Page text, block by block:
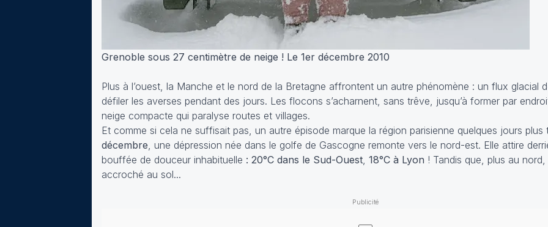
Grenoble sous 27 centimètre de neige ! Le 1er décembre 2010
Plus à l’ouest, la Manche et le nord de la Bretagne affrontent un autre phénomène : un flux glacial
défiler les averses pendant des jours. Les flocons s’acharnent, sans trêve, jusqu’à former par
neige compacte qui paralyse routes et villages.
Et comme si cela ne suffisait pas, un autre épisode marque la région parisienne quelques jours
décembre , une dépression née dans le golfe de Gascogne remonte vers le nord-est. Elle attire
bouffée de douceur inhabituelle : 20°C dans le Sud-Ouest 18°C à Lyon ! Tandis que, plus au nord,
accroché au sol...